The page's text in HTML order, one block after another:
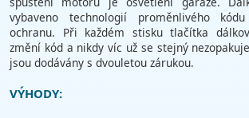
vybaveno technologií proměnlivého
ochranu. Při každém stisku tlačítka
změní kód a nikdy víc už se stejný
jsou dodávány s dvouletou zárukou.
VÝHODY: